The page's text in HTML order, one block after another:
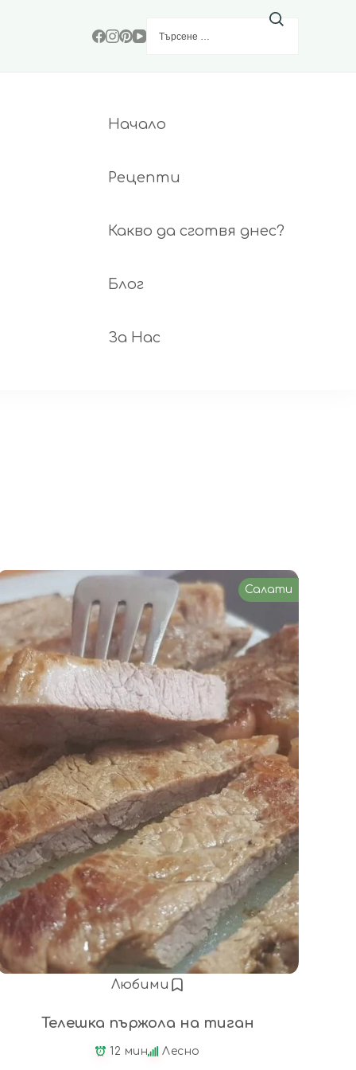
за:
Начало
Рецепти
Какво да сготвя днес?
Блог
За Нас
Любими
Салати
Телешка пържола на тиган
12 мин Лесно